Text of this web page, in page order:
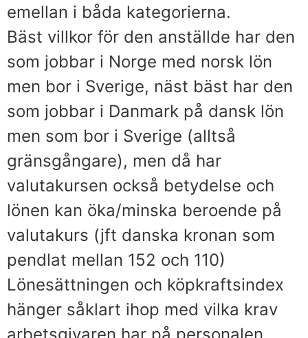
emellan i båda kategorierna.
Bäst villkor för den anställde har den
som jobbar i Norge med norsk lön
men bor i Sverige, näst bäst har den
som jobbar i Danmark på dansk lön
men som bor i Sverige (alltså
gränsgångare), men då har
valutakursen också betydelse och
lönen kan öka/minska beroende på
valutakurs (jft danska kronan som
pendlat mellan 152 och 110)
Lönesättningen och köpkraftsindex
hänger såklart ihop med vilka krav
arbetsgivaren har på personalen.